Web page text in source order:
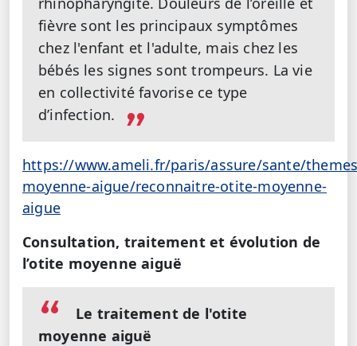
fièvre sont les principaux symptômes
chez l'enfant et l'adulte, mais chez les
bébés les signes sont trompeurs. La vie
en collectivité favorise ce type
d’infection.
https://www.ameli.fr/paris/assure/sante/
moyenne-aigue/reconnaitre-otite-moyenne-
aigue
Consultation, traitement et évolution de
l’otite moyenne aiguë
Le traitement de l'otite
moyenne aiguë